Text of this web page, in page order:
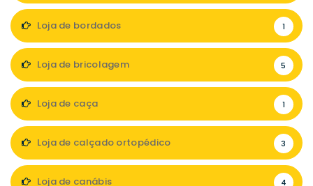
Loja de bordados 1
Loja de bricolagem 5
Loja de caça 1
Loja de calçado ortopédico 3
Loja de canábis 4